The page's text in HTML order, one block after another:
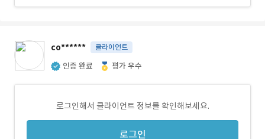
co****** 클라이언트
인증 완료 평가 우수
로그인해서 클라이언트 정보를 확인해보세요.
로그인